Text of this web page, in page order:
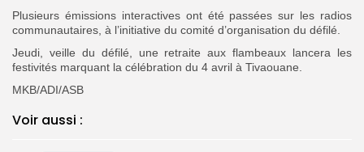
Plusieurs émissions interactives ont été passées sur les radios
communautaires, à l’initiative du comité d’organisation du défilé.
Jeudi, veille du défilé, une retraite aux flambeaux lancera les
festivités marquant la célébration du 4 avril à Tivaouane.
MKB/ADI/ASB
Voir aussi :